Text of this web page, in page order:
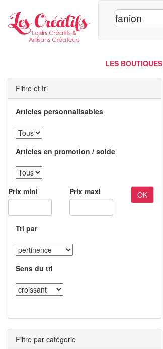
LES BOUTIQUES
Filtre et tri
Articles personnalisables
Articles en promotion / solde
Prix mini Prix maxi OK
Tri par
Sens du tri
Filtre par catégorie